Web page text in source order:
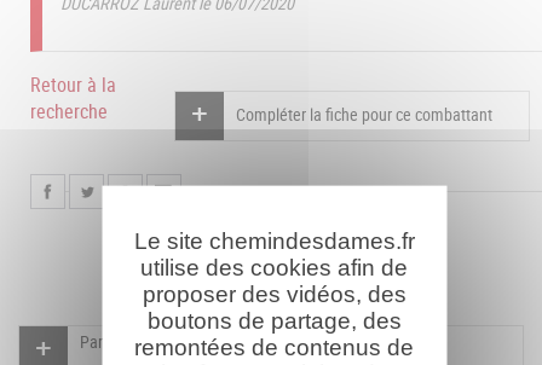
Compléter la fiche pour ce combattant
Retour à la
recherche
Participer à l'indexation du Mémorial virtuel
Le site chemindesdames.fr
utilise des cookies afin de
proposer des vidéos, des
boutons de partage, des
remontées de contenus de